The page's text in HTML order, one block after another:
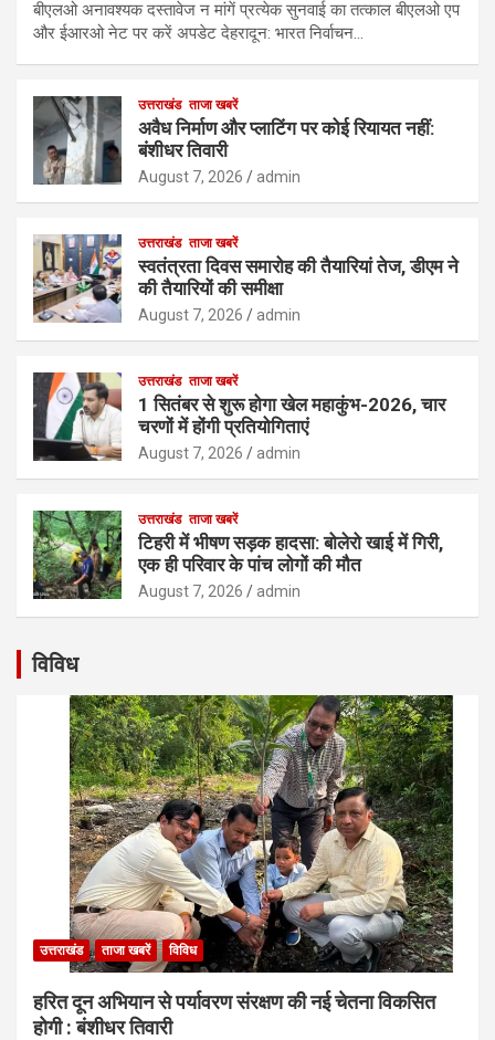
बीएलओ अनावश्यक दस्तावेज न मांगें प्रत्येक सुनवाई का तत्काल बीएलओ एप
और ईआरओ नेट पर करें अपडेट देहरादून: भारत निर्वाचन…
उत्तराखंड ताजा खबरें
अवैध निर्माण और प्लाटिंग पर कोई रियायत नहीं:
बंशीधर तिवारी
August 7, 2026 admin
उत्तराखंड ताजा खबरें
स्वतंत्रता दिवस समारोह की तैयारियां तेज, डीएम ने
की तैयारियों की समीक्षा
August 7, 2026 admin
उत्तराखंड ताजा खबरें
1 सितंबर से शुरू होगा खेल महाकुंभ-2026, चार
चरणों में होंगी प्रतियोगिताएं
August 7, 2026 admin
उत्तराखंड ताजा खबरें
टिहरी में भीषण सड़क हादसा: बोलेरो खाई में गिरी,
एक ही परिवार के पांच लोगों की मौत
August 7, 2026 admin
विविध
उत्तराखंड ताजा खबरें विविध
हरित दून अभियान से पर्यावरण संरक्षण की नई चेतना विकसित
होगी : बंशीधर तिवारी